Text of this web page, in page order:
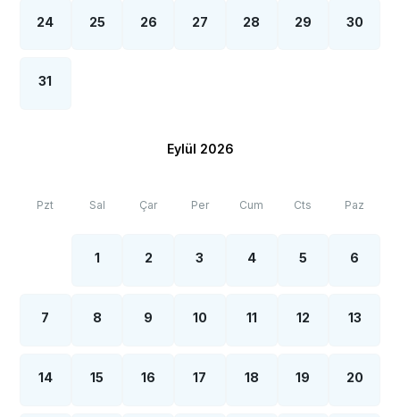
24 25 26 27 28 29 30
31
Eylül 2026
Pzt Sal Çar Per Cum Cts Paz
1 2 3 4 5 6
7 8 9 10 11 12 13
14 15 16 17 18 19 20